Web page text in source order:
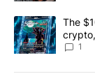
A trendingThe
8
1